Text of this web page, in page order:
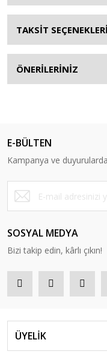
TAKSİT SEÇENEKLERİ
ÖNERİLERİNİZ
E-BÜLTEN
Kampanya ve
SOSYAL MEDYA
Bizi takip edin, kârlı çıkın!
ÜYELİK